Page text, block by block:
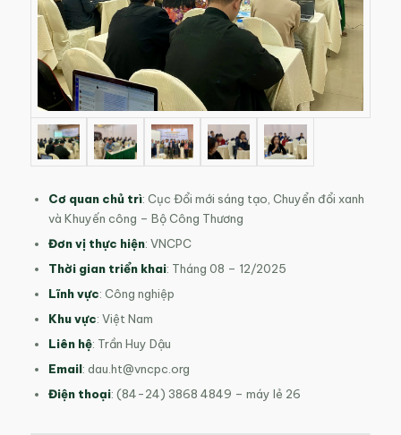
Cơ quan chủ trì: Cục Đổi mới sáng tạo, Chuyển đổi xanh
và Khuyến công – Bộ Công Thương
Đơn vị thực hiện: VNCPC
Thời gian triển khai: Tháng 08 – 12/2025
Lĩnh vực: Công nghiệp
Khu vực: Việt Nam
Liên hệ: Trần Huy Dậu
Email: dau.ht@vncpc.org
Điện thoại: (84-24) 3868 4849 – máy lẻ 26